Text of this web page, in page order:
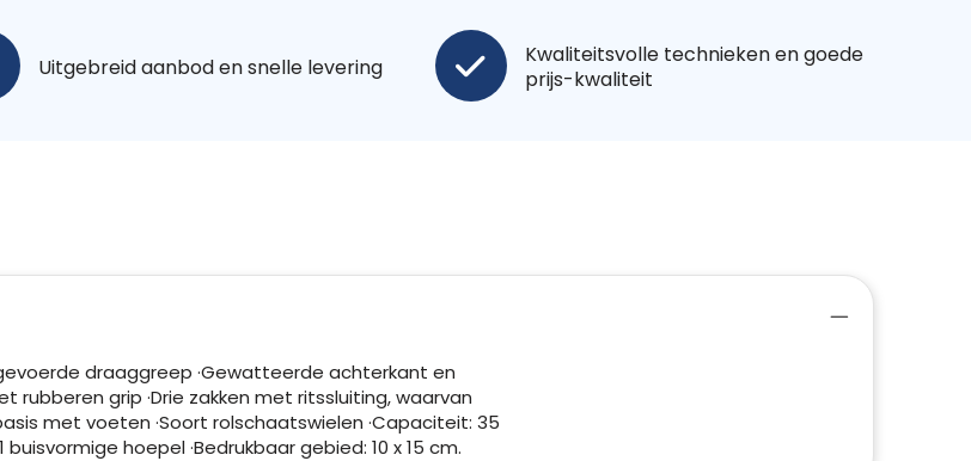
Uitgebreid aanbod en snelle levering
Kwaliteitsvolle technieken en goede
prijs-kwaliteit
draaggreep ·Gewatteerde achterkant en
grip ·Drie zakken met ritssluiting, waarvan
met voeten ·Soort rolschaatswielen ·Capaciteit: 35
hoepel ·Bedrukbaar gebied: 10 x 15 cm.